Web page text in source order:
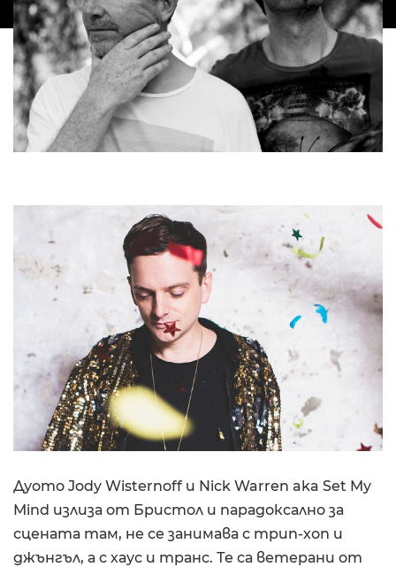
Дуото Jody Wisternoff и Nick Warren aka Set My
Mind излиза от Бристол и парадоксално за
сцената там, не се занимава с трип-хоп и
джънгъл, а с хаус и транс. Те са ветерани от